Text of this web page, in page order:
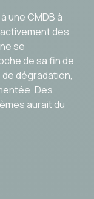
une CMDB à
des
se
de sa fin de
dégradation,
Des
aurait du